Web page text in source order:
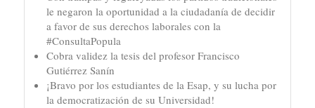
le negaron la oportunidad a la ciudadanía de decidir
a favor de sus derechos laborales con la
#ConsultaPopula
Cobra validez la tesis del profesor Francisco
Gutiérrez Sanín
¡Bravo por los estudiantes de la Esap, y su lucha por
la democratización de su Universidad!